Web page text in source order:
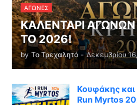
ΑΓΏΝΕΣ
ΚΑΛΕΝΤΑΡΙ
ΤΟ 2026!
by Το Τρεχαλητό - Δεκεμβρίου
Κουφάκης
Run Myrtos